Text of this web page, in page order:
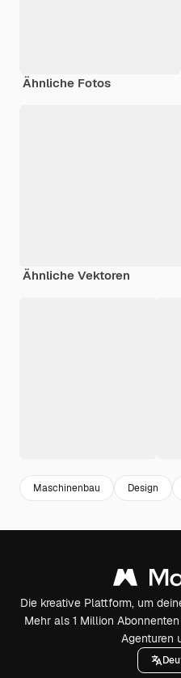
Ähnliche Fotos
Ähnliche Vektoren
Maschinenbau Design
Die kreative Plattform, um
Mehr als 1 Million
Agenturen